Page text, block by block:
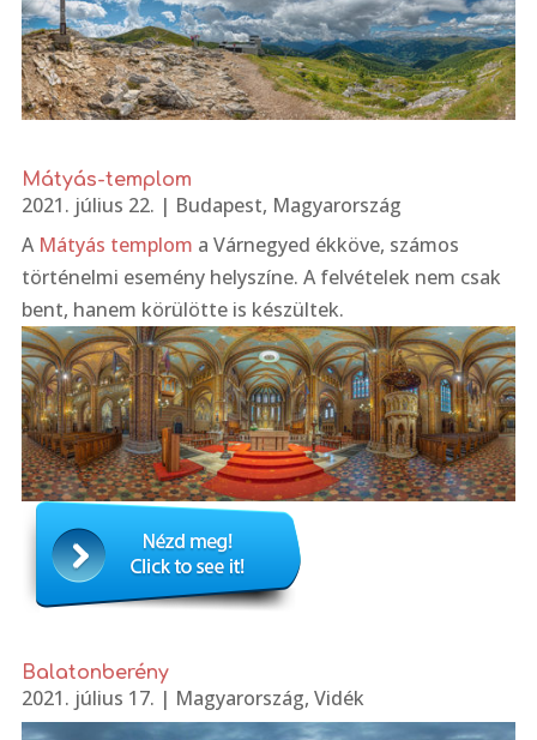
Mátyás-templom
2021. július 22. | Budapest, Magyarország
A Mátyás templom a Várnegyed ékköve, számos
történelmi esemény helyszíne. A felvételek nem csak
bent, hanem körülötte is készültek.
Balatonberény
2021. július 17. | Magyarország, Vidék